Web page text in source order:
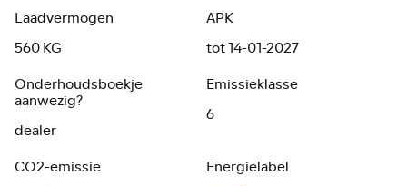
Laadvermogen
560 KG
APK
tot 14-01-2027
Onderhoudsboekje
aanwezig?
dealer
Emissieklasse
6
CO2-emissie
Energielabel